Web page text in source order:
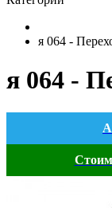
я 064 -
я 064 -